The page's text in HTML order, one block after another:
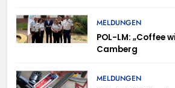
MELDUNGEN
POL-LM: „Coffee
Camberg
MELDUNGEN